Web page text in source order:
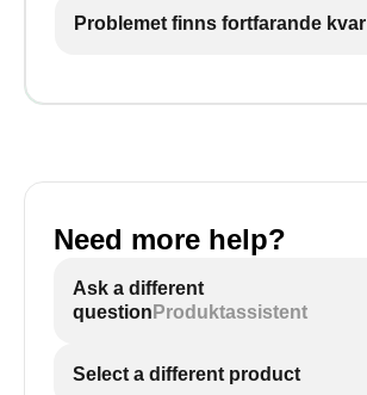
Problemet finns fortfarande kvar
Need more help?
Ask a different
question Produktassistent
Select a different product